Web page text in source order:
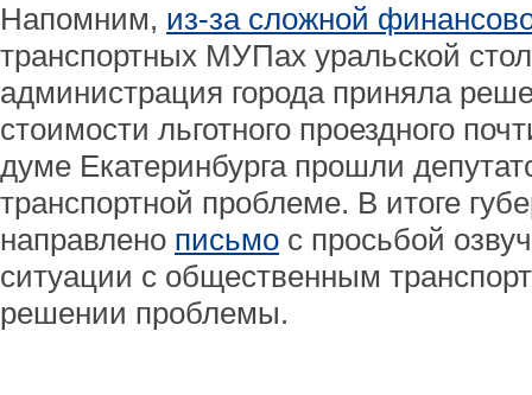
Напомним, из-за сложной
транспортных МУПах уральской
администрация города приняла
стоимости льготного проездного
думе Екатеринбурга прошли
транспортной проблеме. В итоге
направлено письмо с просьбой
ситуации с общественным
решении проблемы.